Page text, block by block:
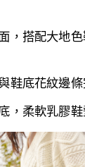
，搭配大地
鞋底花紋邊條
， 柔軟乳膠